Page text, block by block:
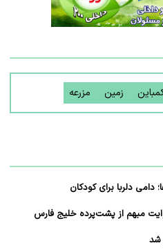
زمین مزرعه
دلربا برای کودکان
مبهم از پشت‌پرده خلیج فارس
شد